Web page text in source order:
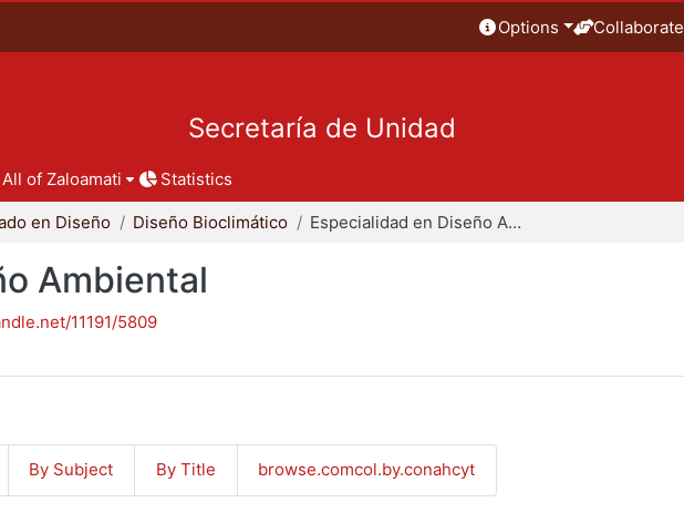
Options Collaborate
Secretaría de Unidad
All of Zaloamati Statistics
en Diseño Diseño Bioclimático Especialidad en Diseño Ambiental
Ambiental
11191/5809
By Subject By Title browse.comcol.by.conahcyt